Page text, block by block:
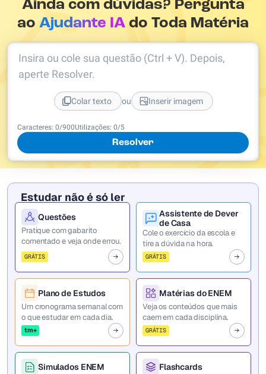
Ainda com dúvidas? Pergunta
aoAjudante IA do Toda Matéria
Caracteres: 0/900Utilizações: 0/5
Resolver
Insira ou cole sua questão (Ctrl + V). Depois,
aperte Resolver.
Colar texto ou Inserir imagem
Estudar não é só ler
Questões
Pratique com gabarito
comentado e veja onde errou.
GRÁTIS
Assistente de Dever
de Casa
Cole o exercício da escola e
tire a dúvida na hora.
GRÁTIS
Plano de Estudos
Um cronograma semanal com
o que estudar em cada dia.
tm+
Matérias do ENEM
Veja os conteúdos que mais
caem em cada disciplina.
GRÁTIS
Simulados ENEM Flashcards